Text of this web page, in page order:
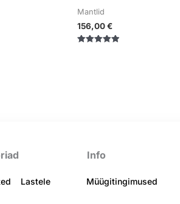
Mantlid
156,00€
Lastele
Info
Müügitingimused